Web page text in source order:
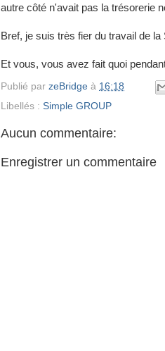
autre côté n'avait pas la trésorerie
Bref, je suis très fier du travail de
Et vous, vous avez fait quoi
Publié par zeBridge à 16:18
Libellés : Simple GROUP
Aucun commentaire:
Enregistrer un commentaire